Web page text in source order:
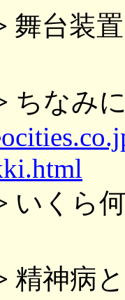
舞台装
ちなみ
いくら
精神病